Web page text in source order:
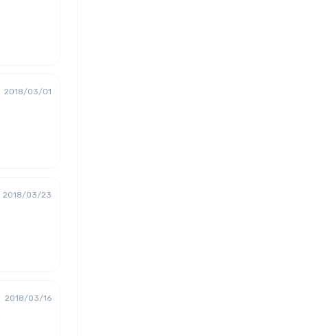
2018/03/01
2018/03/23
2018/03/16